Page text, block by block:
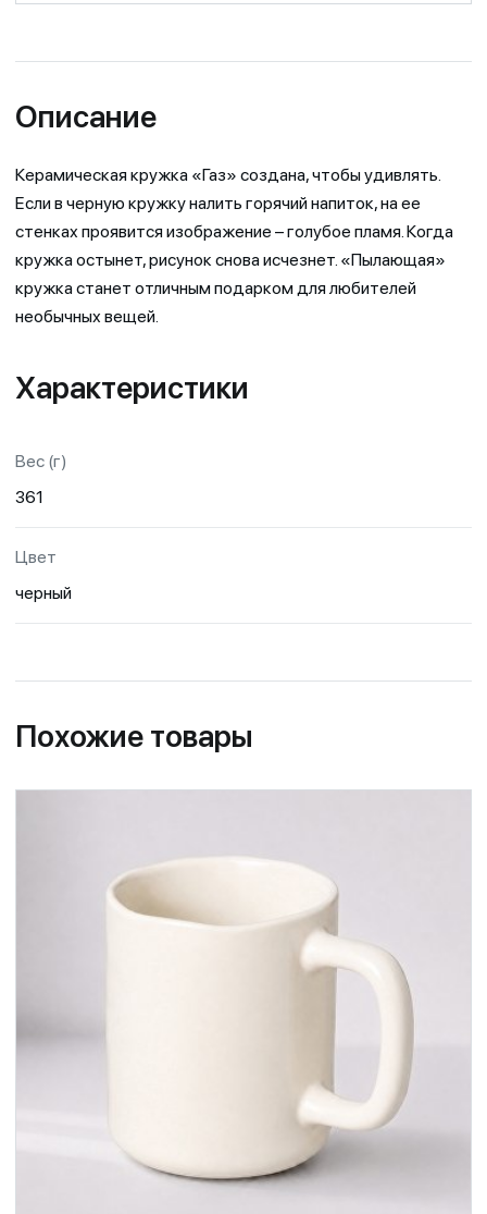
Описание
Керамическая кружка «Газ» создана, чтобы удивлять.
Если в черную кружку налить горячий напиток, на ее
стенках проявится изображение – голубое пламя. Когда
кружка остынет, рисунок снова исчезнет. «Пылающая»
кружка станет отличным подарком для любителей
необычных вещей.
Характеристики
Вес (г)
361
Цвет
черный
Похожие товары